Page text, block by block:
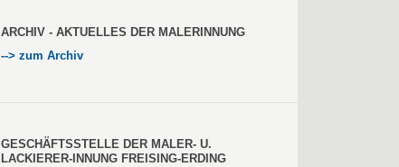
ARCHIV - AKTUELLES DER MALERINNUNG
--> zum Archiv
GESCHÄFTSSTELLE DER MALER- U.
LACKIERER-INNUNG FREISING-ERDING